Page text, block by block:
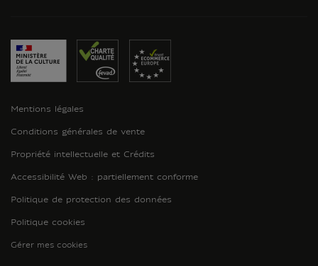
Mentions légales
Conditions générales de vente
Propriété intellectuelle et Crédits
Accessibilité Web : partiellement conforme
Politique de protection des données
Politique cookies
Gérer mes cookies